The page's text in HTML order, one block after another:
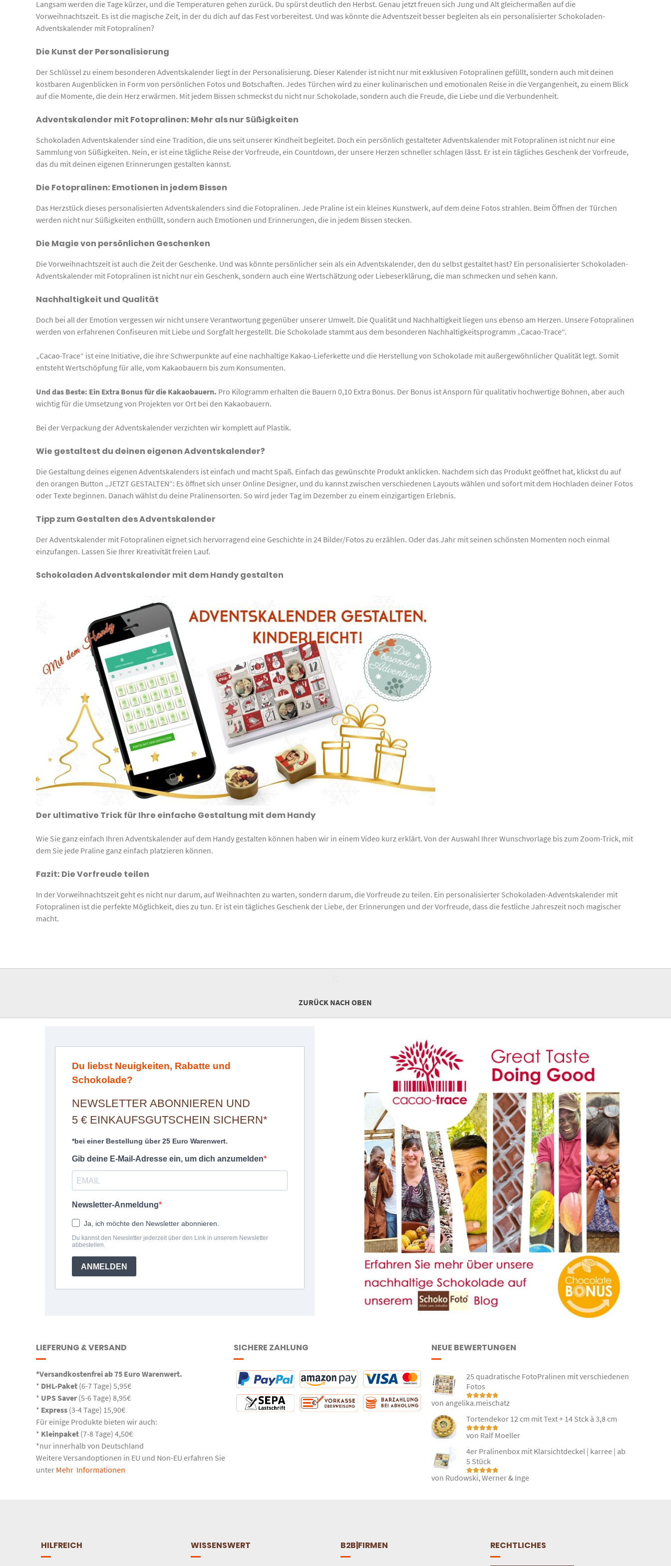
Langsam werden die Tage kürzer, und die Temperaturen gehen zurück. Du spürst deutlich den Herbst. Genau jetzt freuen sich Jung und Alt gleichermaßen auf die
Vorweihnachtszeit. Es ist die magische Zeit, in der du dich auf das Fest vorbereitest. Und was könnte die Adventszeit besser begleiten als ein personalisierter Schokoladen-
Adventskalender mit Fotopralinen?
Die Kunst der Personalisierung
Der Schlüssel zu einem besonderen Adventskalender liegt in der Personalisierung. Dieser Kalender ist nicht nur mit exklusiven Fotopralinen gefüllt, sondern auch mit deinen
kostbaren Augenblicken in Form von persönlichen Fotos und Botschaften. Jedes Türchen wird zu einer kulinarischen und emotionalen Reise in die Vergangenheit, zu einem Blick
auf die Momente, die dein Herz erwärmen. Mit jedem Bissen schmeckst du nicht nur Schokolade, sondern auch die Freude, die Liebe und die Verbundenheit.
Adventskalender mit Fotopralinen: Mehr als nur Süßigkeiten
Schokoladen Adventskalender sind eine Tradition, die uns seit unserer Kindheit begleitet. Doch ein persönlich gestalteter Adventskalender mit Fotopralinen ist nicht nur eine
Sammlung von Süßigkeiten. Nein, er ist eine tägliche Reise der Vorfreude, ein Countdown, der unsere Herzen schneller schlagen lässt. Er ist ein tägliches Geschenk der Vorfreude,
das du mit deinen eigenen Erinnerungen gestalten kannst.
Die Fotopralinen: Emotionen in jedem Bissen
Das Herzstück dieses personalisierten Adventskalenders sind die Fotopralinen. Jede Praline ist ein kleines Kunstwerk, auf dem deine Fotos strahlen. Beim Öffnen der Türchen
werden nicht nur Süßigkeiten enthüllt, sondern auch Emotionen und Erinnerungen, die in jedem Bissen stecken.
Die Magie von persönlichen Geschenken
Die Vorweihnachtszeit ist auch die Zeit der Geschenke. Und was könnte persönlicher sein als ein Adventskalender, den du selbst gestaltet hast? Ein personalisierter Schokoladen-
Adventskalender mit Fotopralinen ist nicht nur ein Geschenk, sondern auch eine Wertschätzung oder Liebeserklärung, die man schmecken und sehen kann.
Nachhaltigkeit und Qualität
Doch bei all der Emotion vergessen wir nicht unsere Verantwortung gegenüber unserer Umwelt. Die Qualität und Nachhaltigkeit liegen uns ebenso am Herzen. Unsere Fotopralinen
werden von erfahrenen Confiseuren mit Liebe und Sorgfalt hergestellt. Die Schokolade stammt aus dem besonderen Nachhaltigkeitsprogramm „Cacao-Trace“.
„Cacao-Trace“ ist eine Initiative, die ihre Schwerpunkte auf eine nachhaltige Kakao-Lieferkette und die Herstellung von Schokolade mit außergewöhnlicher Qualität legt. Somit
entsteht Wertschöpfung für alle, vom Kakaobauern bis zum Konsumenten.
Und das Beste: Ein Extra Bonus für die Kakaobauern. Pro Kilogramm erhalten die Bauern 0,10 Extra Bonus. Der Bonus ist Ansporn für qualitativ hochwertige Bohnen, aber auch
wichtig für die Umsetzung von Projekten vor Ort bei den Kakaobauern.
Bei der Verpackung der Adventskalender verzichten wir komplett auf Plastik.
Wie gestaltest du deinen eigenen Adventskalender?
Die Gestaltung deines eigenen Adventskalenders ist einfach und macht Spaß. Einfach das gewünschte Produkt anklicken. Nachdem sich das Produkt geöffnet hat, klickst du auf
den orangen Button „JETZT GESTALTEN“: Es öffnet sich unser Online Designer, und du kannst zwischen verschiedenen Layouts wählen und sofort mit dem Hochladen deiner Fotos
oder Texte beginnen. Danach wählst du deine Pralinensorten. So wird jeder Tag im Dezember zu einem einzigartigen Erlebnis.
Tipp zum Gestalten des Adventskalender
Der Adventskalender mit Fotopralinen eignet sich hervorragend eine Geschichte in 24 Bilder/Fotos zu erzählen. Oder das Jahr mit seinen schönsten Momenten noch einmal
einzufangen. Lassen Sie Ihrer Kreativität freien Lauf.
Schokoladen Adventskalender mit dem Handy gestalten
Der ultimative Trick für Ihre einfache Gestaltung mit dem Handy
Wie Sie ganz einfach Ihren Adventskalender auf dem Handy gestalten können haben wir in einem Video kurz erklärt. Von der Auswahl Ihrer Wunschvorlage bis zum Zoom-Trick, mit
dem Sie jede Praline ganz einfach platzieren können.
Fazit: Die Vorfreude teilen
In der Vorweihnachtszeit geht es nicht nur darum, auf Weihnachten zu warten, sondern darum, die Vorfreude zu teilen. Ein personalisierter Schokoladen-Adventskalender mit
Fotopralinen ist die perfekte Möglichkeit, dies zu tun. Er ist ein tägliches Geschenk der Liebe, der Erinnerungen und der Vorfreude, dass die festliche Jahreszeit noch magischer
macht.
ZURÜCK NACH OBEN
LIEFERUNG & VERSAND
*Versandkostenfrei ab 75 Euro Warenwert.
* DHL-Paket(6-7 Tage) 5,95€
* UPS Saver(5-6 Tage) 8,95€
* Express(3-4 Tage) 15,90€
Für einige Produkte bieten wir auch:
* Kleinpaket(7-8 Tage) 4,50€
*nur innerhalb von Deutschland
Weitere Versandoptionen in EU und Non-EU erfahren Sie
unter Mehr Informationen
SICHERE ZAHLUNG NEUE BEWERTUNGEN
25 quadratische FotoPralinen mit verschiedenen
Fotos
Bewertet mit
von angelika.meischatz
Tortendekor 12 cm mit Text + 14 Stck à 3,8 cm
Bewertet mit
von Ralf Moeller
4er Pralinenbox mit Klarsichtdeckel | karree | ab
5 Stück
Bewertet mit
von 5
von Rudowski, Werner & Inge
HILFREICH WISSENSWERT B2B|FIRMEN RECHTLICHES